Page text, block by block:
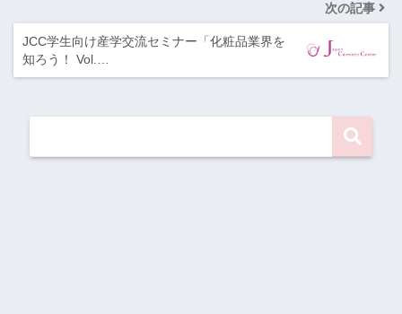
次の記事
JCC学生向け産学交流セミナー「化粧品業界を
知ろう！ Vol.…